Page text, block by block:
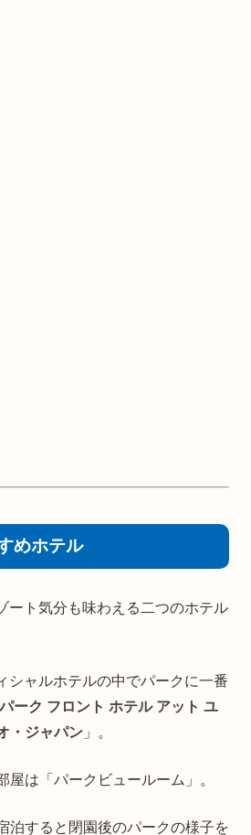
めホテル
ート気分も味わえる二つのホテル
シャルホテルの中でパークに一番
ーク フロント ホテル アット ユ
・ジャパン 」。
屋は「パークビュールーム」。
泊すると閉園後のパークの様子を